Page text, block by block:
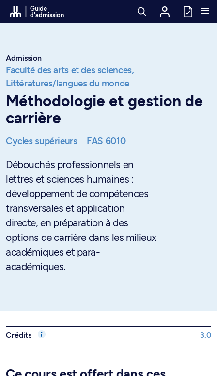
Passer au contenu
Guide
d'admission
Admission
Faculté des arts et des sciences,
Littératures/langues du monde
Méthodologie et gestion de
carrière
Cycles supérieurs FAS 6010
Débouchés professionnels en
lettres et sciences humaines :
développement de compétences
transversales et application
directe, en préparation à des
options de carrière dans les milieux
académiques et para-
académiques.
Crédits 3.0